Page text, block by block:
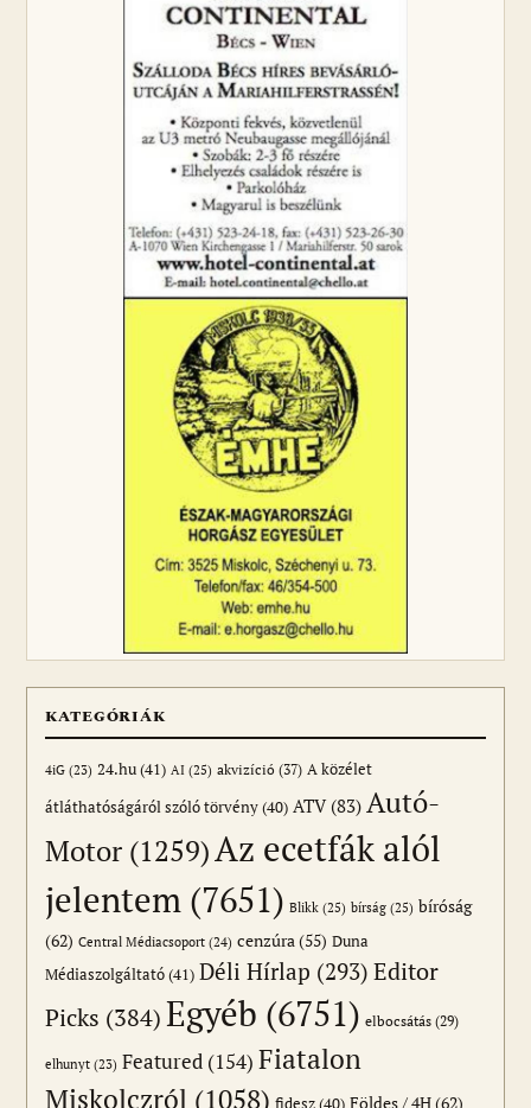
KATEGÓRIÁK
4iG (23) 24.hu(41) AI (25) akvizíció (37) A közélet
átláthatóságáról szóló törvény(40) ATV(83) Autó-
Motor (1259)Az ecetfák alól
jelentem (7651) Blikk (25) bírság (25) bíróság
(62) Central Médiacsoport (24) cenzúra(55) Duna
Médiaszolgáltató(41) Déli Hírlap (293) Editor
Picks (384)Egyéb (6751) elbocsátás (29)
elhunyt (23) Featured (154) Fiatalon
Miskolczról (1058) fidesz(40) Földes / 4H(62)